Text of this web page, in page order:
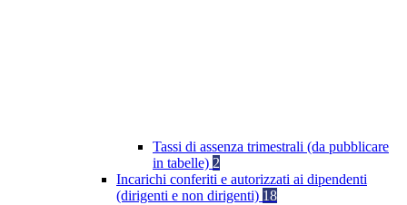
Tassi di assenza trimestrali (da pubblicare
in tabelle) 2
Incarichi conferiti e autorizzati ai dipendenti
(dirigenti e non dirigenti) 18